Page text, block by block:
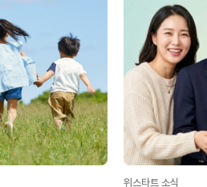
위스타트 소식